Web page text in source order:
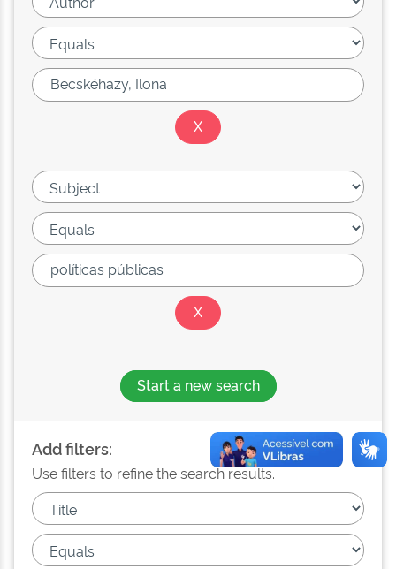
Start a new search
Add filters:
Use filters to refine the search results.